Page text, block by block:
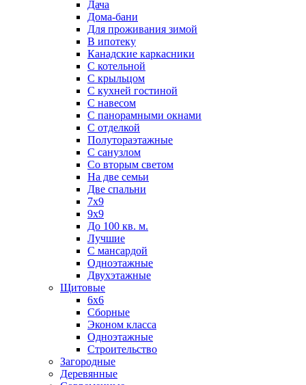
Дача
Дома-бани
Для проживания зимой
В ипотеку
Канадские каркасники
С котельной
С крыльцом
С кухней гостиной
С навесом
С панорамными окнами
С отделкой
Полутораэтажные
С санузлом
Со вторым светом
На две семьи
Две спальни
7х9
9х9
До 100 кв. м.
Лучшие
С мансардой
Одноэтажные
Двухэтажные
Щитовые
6х6
Сборные
Эконом класса
Одноэтажные
Строительство
Загородные
Деревянные